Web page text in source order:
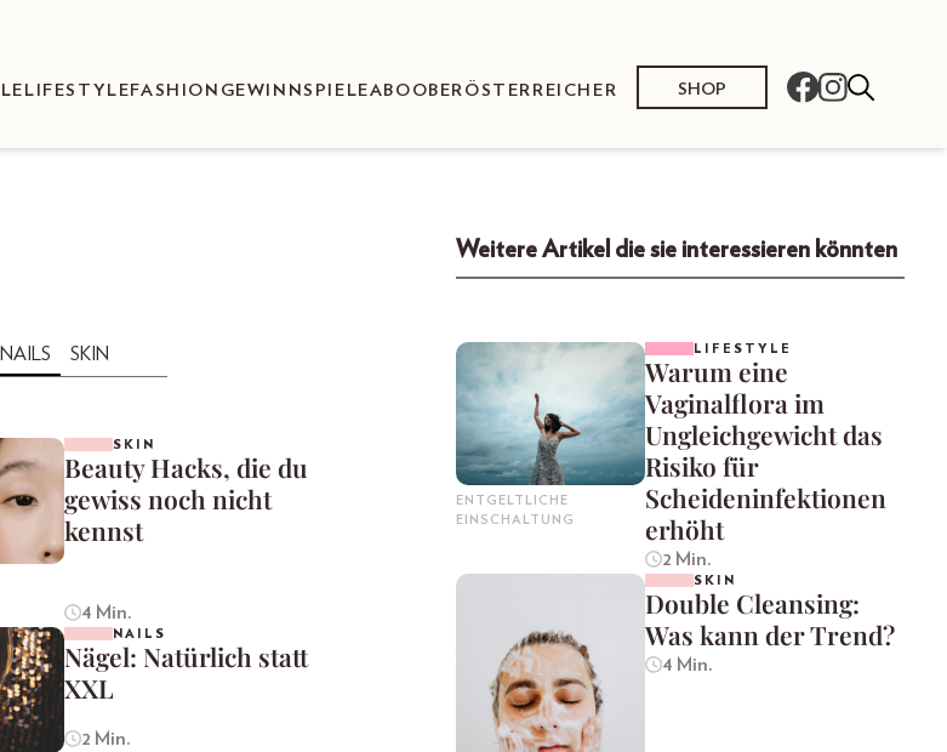
LIFESTYLEFASHION GEWINNSPIELEABO OBERÖSTERREICHER SHOP
NAILS SKIN
SKIN
Beauty Hacks, die du
gewiss noch nicht
kennst
4 Min.
NAILS
Nägel: Natürlich statt
XXL
2 Min.
Weitere Artikel die sie interessieren könnten
ENTGELTLICHE
EINSCHALTUNG
LIFESTYLE
Warum eine
Vaginalflora im
Ungleichgewicht das
Risiko für
Scheideninfektionen
erhöht
2 Min.
SKIN
Double Cleansing:
Was kann der Trend?
4 Min.